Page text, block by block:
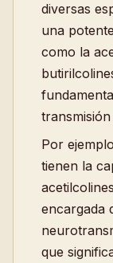
diversas
una
como la
Por
tienen la
encargada
que